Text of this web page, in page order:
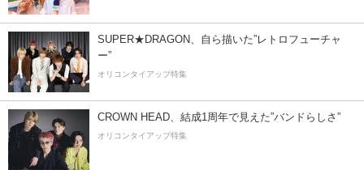
SUPER★DRAGON、自ら描いた”レトロフューチャ
ー”
オリコンタイアップ特集
CROWN HEAD、結成1周年で見えた”バンドらしさ”
オリコンタイアップ特集